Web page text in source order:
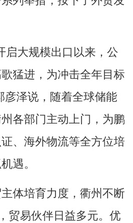
大规模出口以来，公
猛进，为冲击全年目标
彦泽说，随着全球储能
各部门主动上门，为鹏
、海外物流等全方位培
遇。
培育力度，衢州不断
贸易伙伴日益多元。优